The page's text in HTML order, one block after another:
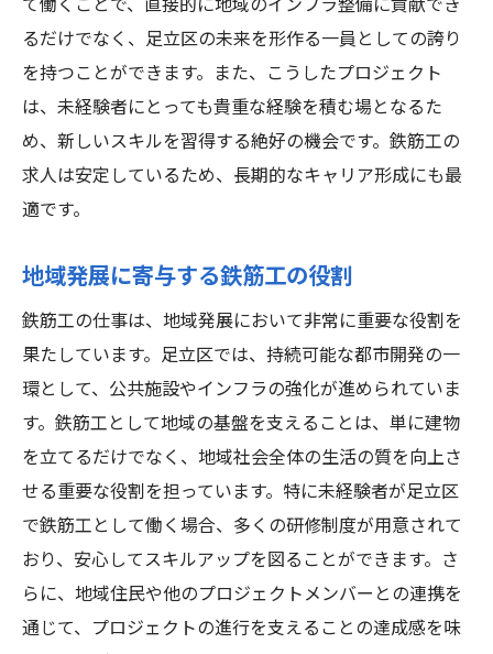
て働くことで、直接的に地域のインフラ整備に貢献でき
るだけでなく、足立区の未来を形作る一員としての誇り
を持つことができます。また、こうしたプロジェクト
は、未経験者にとっても貴重な経験を積む場となるた
め、新しいスキルを習得する絶好の機会です。鉄筋工の
求人は安定しているため、長期的なキャリア形成にも最
適です。
地域発展に寄与する鉄筋工の役割
鉄筋工の仕事は、地域発展において非常に重要な役割を
果たしています。足立区では、持続可能な都市開発の一
環として、公共施設やインフラの強化が進められていま
す。鉄筋工として地域の基盤を支えることは、単に建物
を立てるだけでなく、地域社会全体の生活の質を向上さ
せる重要な役割を担っています。特に未経験者が足立区
で鉄筋工として働く場合、多くの研修制度が用意されて
おり、安心してスキルアップを図ることができます。さ
らに、地域住民や他のプロジェクトメンバーとの連携を
通じて、プロジェクトの進行を支えることの達成感を味